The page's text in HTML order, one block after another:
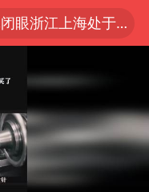
台风白海豚闭眼浙江上海处于危险半圆
民非必要不外出
网约车司机充电时猝死保险拒赔
中国父女泰国骑摩托车坠崖1死1伤
袭击贯穿浙江